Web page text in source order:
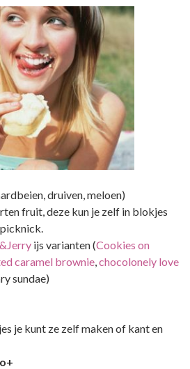
druiven, meloen)
fruit, deze kun je zelf in blokjes
ijs varianten (Cookies on
caramel brownie chocolonely love
sundae)
je kunt ze zelf maken of kant en